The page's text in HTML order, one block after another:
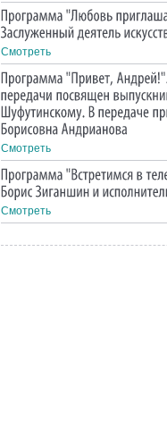
Смотреть
Смотреть
Смотреть